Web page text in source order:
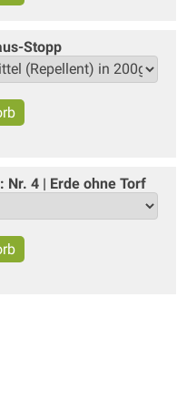
Stopp
Nr. 4 | Erde ohne Torf